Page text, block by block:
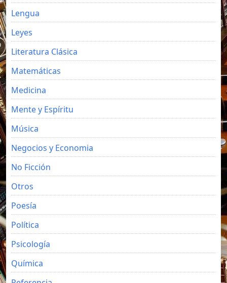
Lengua
Leyes
Literatura Clásica
Matemáticas
Medicina
Mente y Espíritu
Música
Negocios y Economia
No Ficción
Otros
Poesía
Política
Psicología
Química